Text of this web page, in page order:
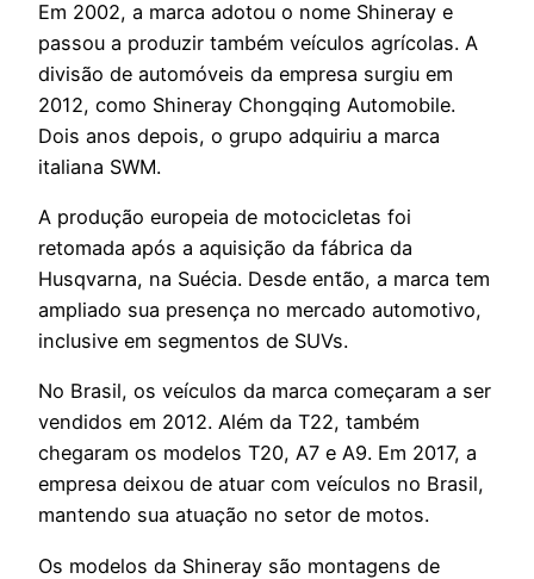
Em 2002, a marca adotou o nome Shineray e
passou a produzir também veículos agrícolas. A
divisão de automóveis da empresa surgiu em
2012, como Shineray Chongqing Automobile.
Dois anos depois, o grupo adquiriu a marca
italiana SWM.
A produção europeia de motocicletas foi
retomada após a aquisição da fábrica da
Husqvarna, na Suécia. Desde então, a marca tem
ampliado sua presença no mercado automotivo,
inclusive em segmentos de SUVs.
No Brasil, os veículos da marca começaram a ser
vendidos em 2012. Além da T22, também
chegaram os modelos T20, A7 e A9. Em 2017, a
empresa deixou de atuar com veículos no Brasil,
mantendo sua atuação no setor de motos.
Os modelos da Shineray são montagens de